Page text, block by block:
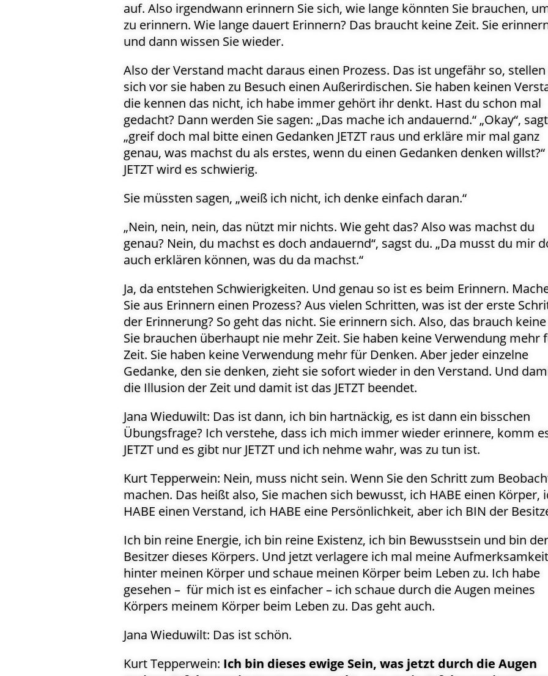
auf. Also irgendwann erinnern Sie sich, wie lange könnten Sie brauchen,
zu erinnern. Wie lange dauert Erinnern? Das braucht keine Zeit. Sie
und dann wissen Sie wieder.
Also der Verstand macht daraus einen Prozess. Das ist ungefähr so,
sich vor sie haben zu Besuch einen Außerirdischen. Sie haben keinen
die kennen das nicht, ich habe immer gehört ihr denkt. Hast du schon mal
gedacht? Dann werden Sie sagen: „Das mache ich andauernd.“ „Okay“,
„greif doch mal bitte einen Gedanken JETZT raus und erkläre mir mal ganz
genau, was machst du als erstes, wenn du einen Gedanken denken willst?“
JETZT wird es schwierig.
Sie müssten sagen, „weiß ich nicht, ich denke einfach daran.“
„Nein, nein, nein, das nützt mir nichts. Wie geht das? Also was machst du
genau? Nein, du machst es doch andauernd“, sagst du. „Da musst du mir
auch erklären können, was du da machst.“
Ja, da entstehen Schwierigkeiten. Und genau so ist es beim Erinnern.
Sie aus Erinnern einen Prozess? Aus vielen Schritten, was ist der erste
der Erinnerung? So geht das nicht. Sie erinnern sich. Also, das brauch
Sie brauchen überhaupt nie mehr Zeit. Sie haben keine Verwendung mehr
Zeit. Sie haben keine Verwendung mehr für Denken. Aber jeder einzelne
Gedanke, den sie denken, zieht sie sofort wieder in den Verstand. Und
die Illusion der Zeit und damit ist das JETZT beendet.
Jana Wieduwilt: Das ist dann, ich bin hartnäckig, es ist dann ein bisschen
Übungsfrage? Ich verstehe, dass ich mich immer wieder erinnere, komm
JETZT und es gibt nur JETZT und ich nehme wahr, was zu tun ist.
Kurt Tepperwein: Nein, muss nicht sein. Wenn Sie den Schritt zum
machen. Das heißt also, Sie machen sich bewusst, ich HABE einen Körper,
HABE einen Verstand, ich HABE eine Persönlichkeit, aber ich BIN der
Ich bin reine Energie, ich bin reine Existenz, ich bin Bewusstsein und bin der
Besitzer dieses Körpers. Und jetzt verlagere ich mal meine Aufmerksamkeit
hinter meinen Körper und schaue meinen Körper beim Leben zu. Ich habe
gesehen – für mich ist es einfacher – ich schaue durch die Augen meines
Körpers meinem Körper beim Leben zu. Das geht auch.
Jana Wieduwilt: Das ist schön.
Kurt Tepperwein: Ich bin dieses ewige Sein, was jetzt durch die Augen